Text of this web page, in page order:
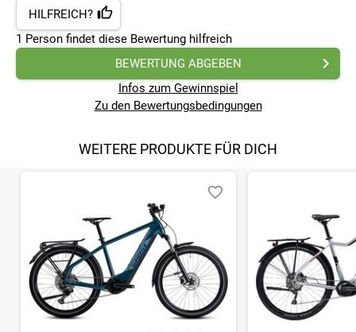
HILFREICH?
1 Person findet diese Bewertung hilfreich
BEWERTUNG ABGEBEN
Infos zum Gewinnspiel
Zu den Bewertungsbedingungen
WEITERE PRODUKTE FÜR DICH